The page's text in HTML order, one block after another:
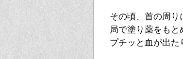
その頃、首の周
局で塗り薬をもと
プチッと血が出た